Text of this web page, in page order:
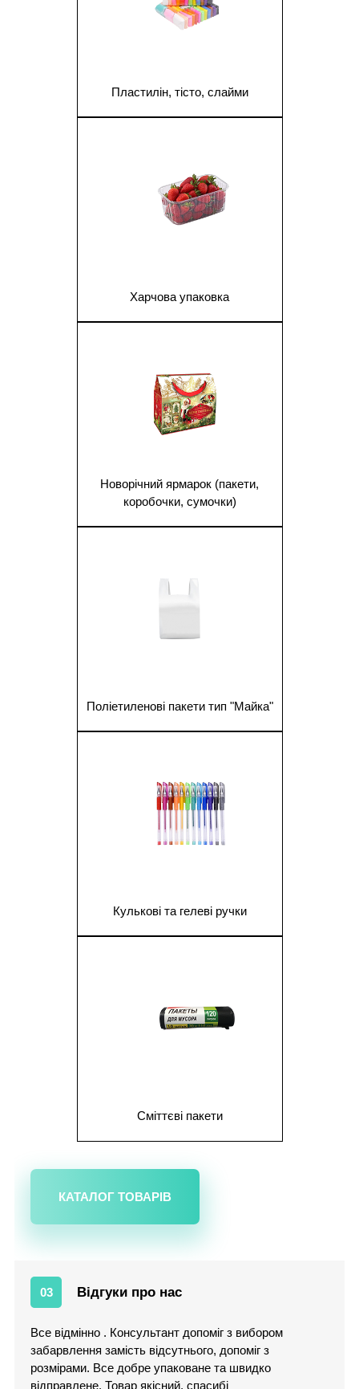
Пластилін, тісто, слайми
Харчова упаковка
Новорічний ярмарок (пакети,
коробочки, сумочки)
Поліетиленові пакети тип "Майка"
Кулькові та гелеві ручки
Сміттєві пакети
КАТАЛОГ ТОВАРІВ
03 Відгуки про нас
Все відмінно . Консультант допоміг з вибором
забарвлення замість відсутнього, допоміг з
розмірами. Все добре упаковане та швидко
відправлене. Товар якісний. спасибі